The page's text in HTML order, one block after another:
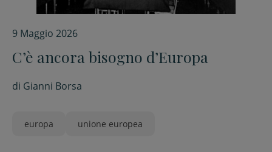
9 Maggio 2026
C’è ancora bisogno d’Europa
di Gianni Borsa
europa unione europea